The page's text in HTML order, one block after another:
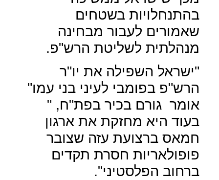
בהתנחלויות בשטחים
שאמורים לעבור מבחינה
מנהלתית לשליטת הרש"פ.
"ישראל השפילה את יו"ר
הרש"פ בפומבי לעיני בני עמו"
אומר גורם בכיר בפת"ח, "
בעוד היא מחזקת את ארגון
חמאס ברצועת עזה שצובר
פופולאריות חסרת תקדים
ברחוב הפלסטיני".